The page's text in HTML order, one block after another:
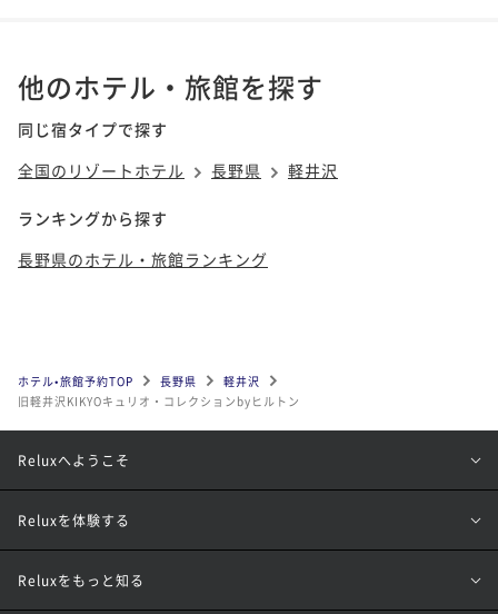
他のホテル・旅館を探す
同じ宿タイプで探す
全国のリゾートホテル
長野県 軽井沢
ランキングから探す
長野県のホテル・旅館ランキング
ホテル•旅館予約TOP 長野県
軽井沢
旧軽井沢KIKYOキュリオ・コレクションbyヒルトン
Reluxへようこそ
Reluxを体験する
Reluxをもっと知る